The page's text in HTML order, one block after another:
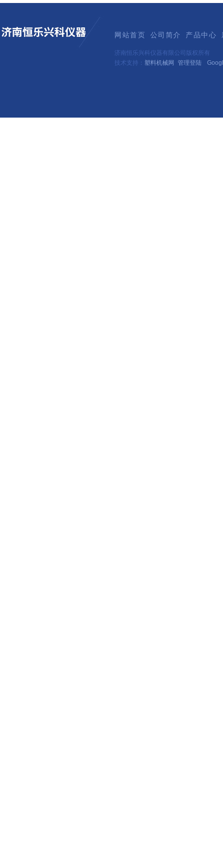
网站首页 公司简介 产品中心
济南恒乐兴科仪器有限公司版权所有
技术支持： 塑料机械网 管理登陆